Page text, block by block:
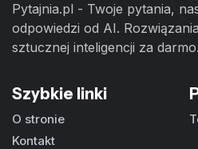
Pytajnia.pl - Twoje pytania,
odpowiedzi od AI.
sztucznej inteligencji za darmo.
Szybkie linki
O stronie
Kontakt